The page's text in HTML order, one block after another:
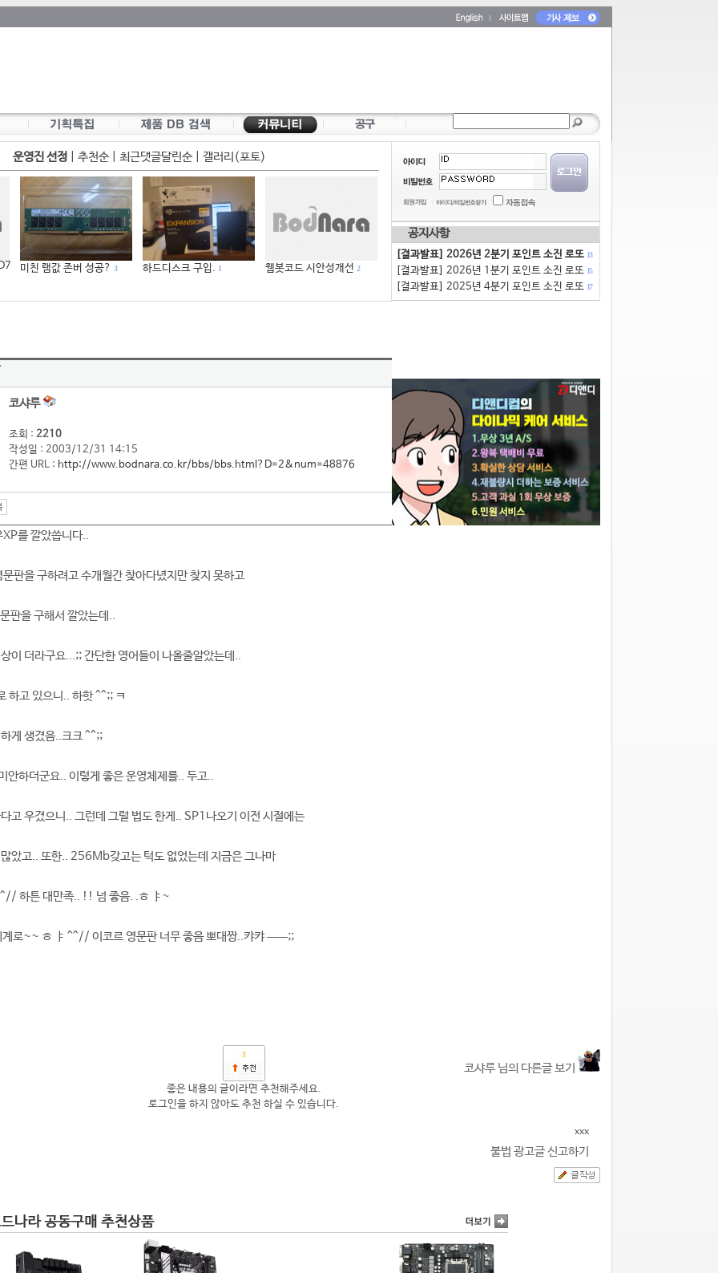
운영진 선정 추천순| 최근댓글달린순| 갤러리(포토)
미친 램값 존버 성공? 3 하드디스크 구입. 1 웹봇코드 시안성개선 2
공지사항
[결과발표] 2026년 2분기 포인트 소진 로또 13
[결과발표] 2026년 1분기 포인트 소진 로또 15
[결과발표] 2025년 4분기 포인트 소진 로또 17
코샤루
조회 : 2210
작성일 : 2003/12/31 14:15
간편 URL : http://www.bodnara.co.kr/bbs/bbs.html?D=2&num=48876
를 깔았씁니다..
판을 구하려고 수개월간 찾아다녔지만 찾지 못하고
판을 구해서 깔았는데..
이 더라구요...;; 간단한 영어들이 나올줄알았는데..
하고 있으니.. 하핫 ^^;; ㅋ
게 생겼음..크크 ^^;;
안하더군요.. 이렇게 좋은 운영체제를.. 두고..
고 우겼으니.. 그런데 그럴 법도 한게.. SP1나오기 이전 시절에는
았고.. 또한.. 256Mb갖고는 턱도 없었는데 지금은 그나마
하튼 대만족.. !! 넘 좋음. .ㅎ ㅑ~
계로~~ ㅎ ㅑ ^^// 이코르 영문판 너무 좋음 뽀대짱..캬캬 ㅡㅡ;;
3
코샤루 님의 다른글 보기
좋은 내용의 글이라면 추천해주세요.
로그인을 하지 않아도 추천 하실 수 있습니다.
xxx
불법 광고글 신고하기